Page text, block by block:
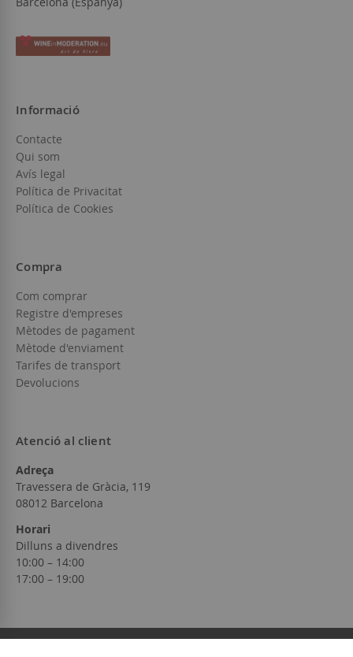
Informació
Contacte
Qui som
Avís legal
Política de Privacitat
Política de Cookies
Compra
Com comprar
Registre d'empreses
Mètodes de pagament
Mètode d'enviament
Tarifes de transport
Devolucions
Atenció al client
Adreça
Travessera de Gràcia, 119
08012 Barcelona
Horari
Dilluns a divendres
10:00 – 14:00
17:00 – 19:00
© 2026 Galaxy Wines Online S.L.